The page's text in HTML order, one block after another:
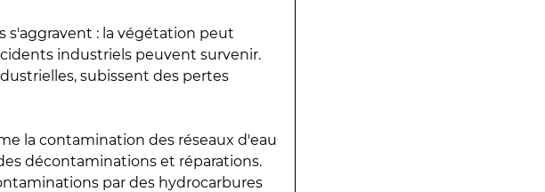
s'aggravent : la végétation peut
industriels peuvent survenir.
subissent des pertes
la contamination des réseaux d'eau
décontaminations et réparations.
par des hydrocarbures